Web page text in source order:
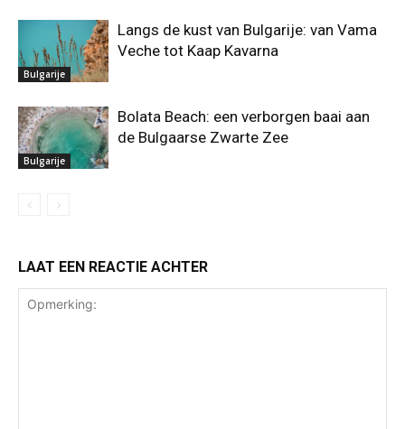
Bulgarije
Langs de kust van Bulgarije: van Vama
Veche tot Kaap Kavarna
Bulgarije
Bolata Beach: een verborgen baai aan
de Bulgaarse Zwarte Zee
LAAT EEN REACTIE ACHTER